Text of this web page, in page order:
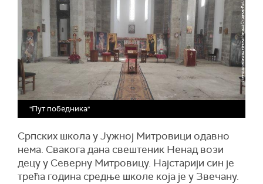
"Пут победника"
Српских школа у Јужној Митровици одавно
нема. Свакога дана свештеник Ненад вози
децу у Северну Митровицу. Најстарији син је
трећа година средње школе која је у Звечану.